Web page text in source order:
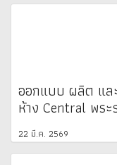
ออกแบบ ผลิต แล
ห้าง Central พระ
22 มี.ค. 2569